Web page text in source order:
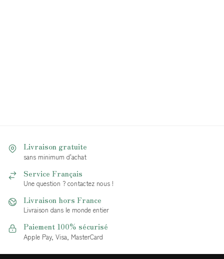
Livraison gratuite
sans minimum d'achat
Service Français
Une question ? contactez nous !
Livraison hors France
Livraison dans le monde entier
Paiement 100% sécurisé
Apple Pay, Visa, MasterCard